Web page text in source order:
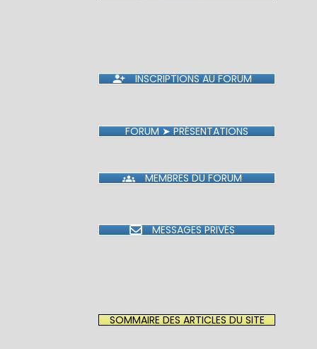
INSCRIPTIONS AU FORUM
FORUM ➤ PRÉSENTATIONS
MEMBRES DU FORUM
MESSAGES PRIVÉS
SOMMAIRE DES ARTICLES DU SITE